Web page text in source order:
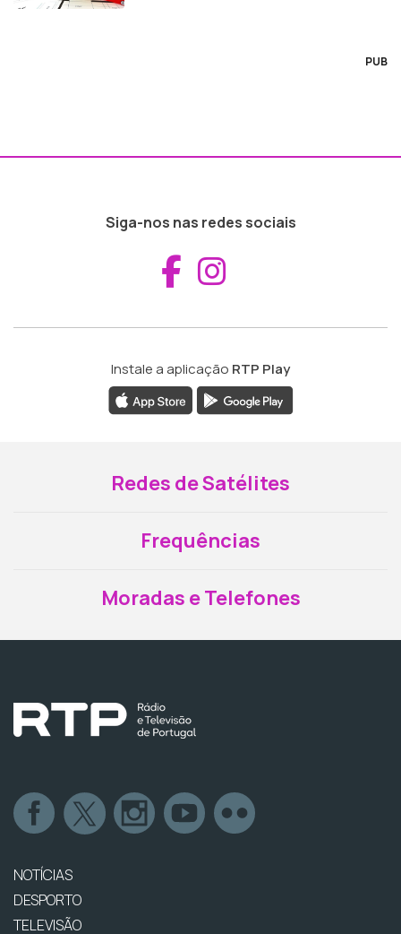
PUB
Siga-nos nas redes sociais
Aceder ao
Instale a aplicação RTP Play
Redes de Satélites
Frequências
Moradas e Telefones
NOTÍCIAS
DESPORTO
TELEVISÃO